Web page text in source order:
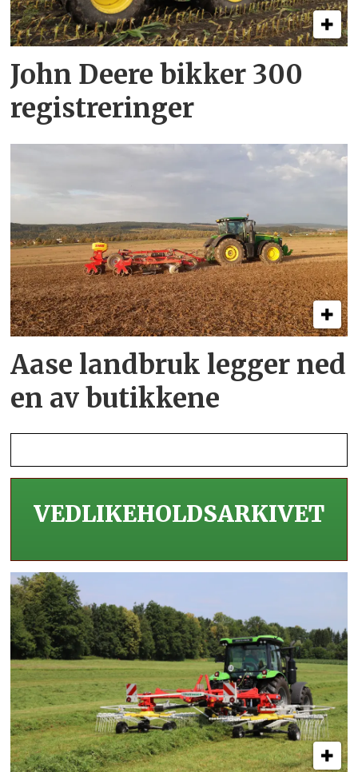
John Deere bikker 300
registreringer
Aase landbruk legger ned
en av butikkene
VEDLIKEHOLDS­ARKIVET